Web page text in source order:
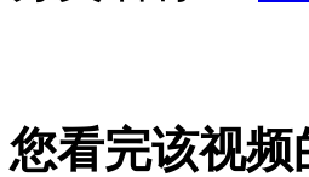
您看完该视频